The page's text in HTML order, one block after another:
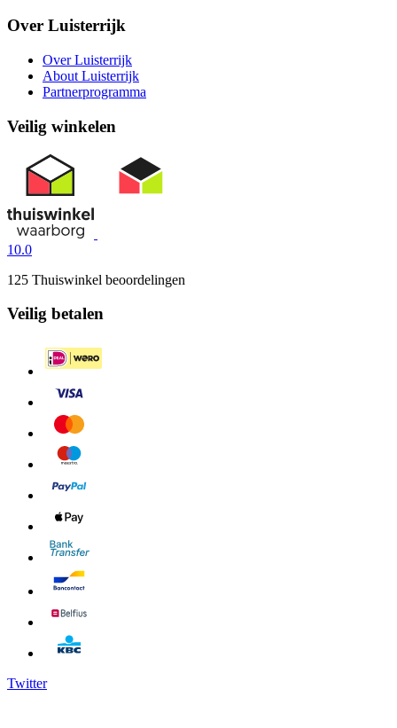
Over Luisterrijk
Over Luisterrijk
About Luisterrijk
Partnerprogramma
Veilig winkelen
10.0
125 Thuiswinkel beoordelingen
Veilig betalen
Twitter